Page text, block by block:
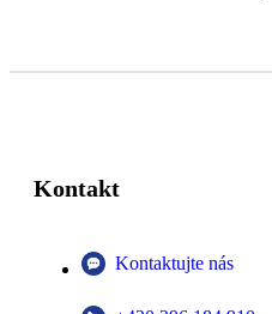
Kontakt
Kontaktujte nás